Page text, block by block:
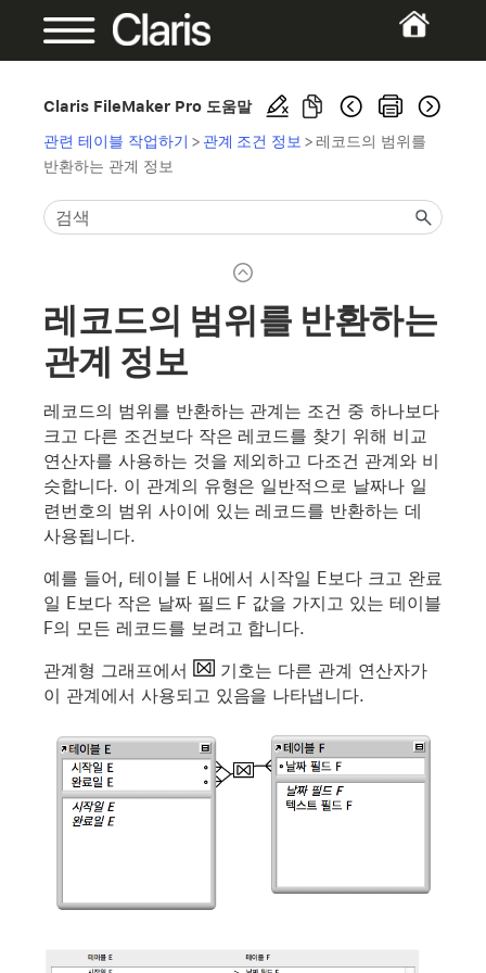
Claris FileMaker Pro 도움말
관련 테이블 작업하기 > 관계 조건 정보 >레코드의 범위를
반환하는 관계 정보
레코드의 범위를 반환하는
관계 정보
레코드의 범위를 반환하는 관계는 조건 중 하나보다
크고 다른 조건보다 작은 레코드를 찾기 위해 비교
연산자를 사용하는 것을 제외하고 다조건 관계와 비
슷합니다. 이 관계의 유형은 일반적으로 날짜나 일
련번호의 범위 사이에 있는 레코드를 반환하는 데
사용됩니다.
예를 들어, 테이블 E 내에서 시작일 E보다 크고 완료
일 E보다 작은 날짜 필드 F 값을 가지고 있는 테이블
F의 모든 레코드를 보려고 합니다.
관계형 그래프에서
기호는 다른 관계 연산자가
이 관계에서 사용되고 있음을 나타냅니다.